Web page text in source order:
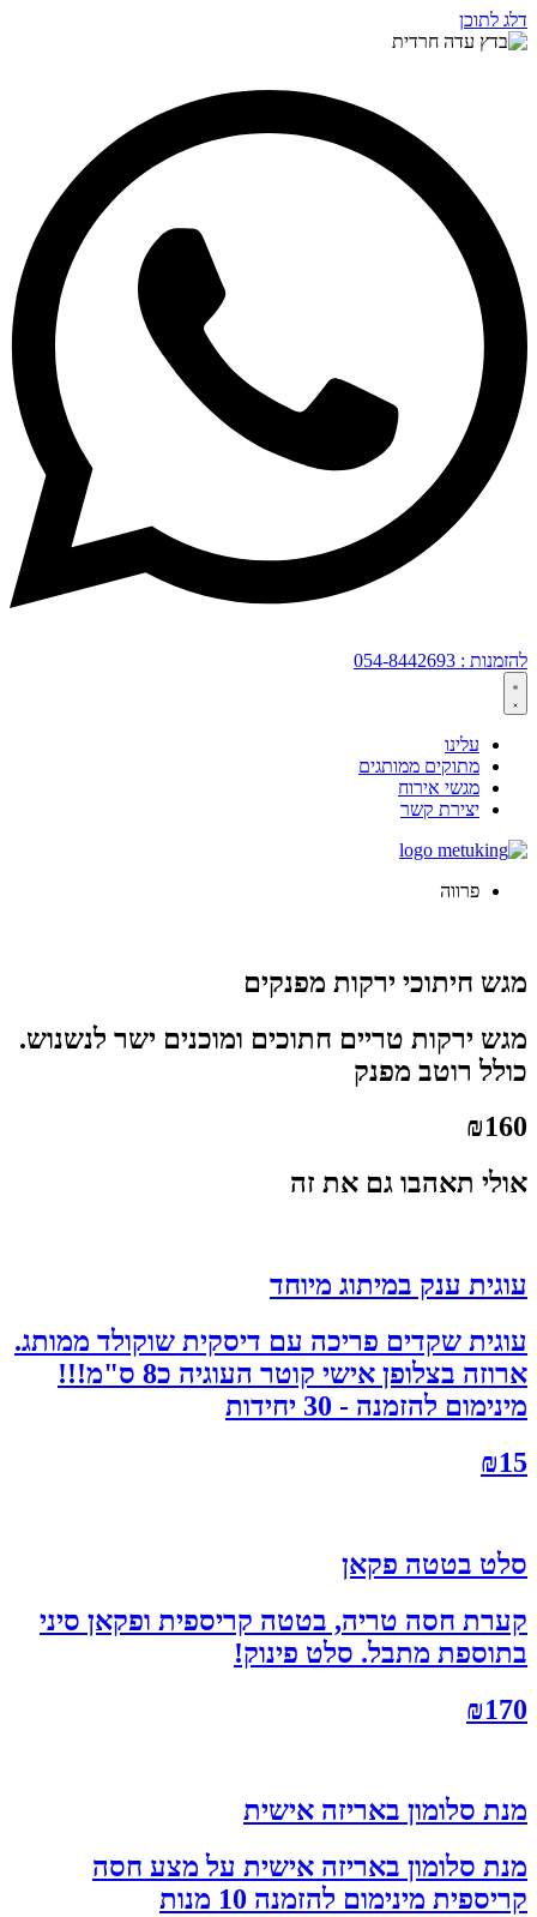
דלג לתוכן
להזמנות : 054-8442693
עלינו
מתוקים ממותגים
מגשי אירוח
יצירת קשר
פרווה
מגש חיתוכי ירקות מפנקים
מגש ירקות טריים חתוכים ומוכנים ישר לנשנוש.
כולל רוטב מפנק
₪160
אולי תאהבו גם את זה
עוגית ענק במיתוג מיוחד
עוגית שקדים פריכה עם דיסקית שוקולד ממותג.
ארוזה בצלופן אישי קוטר העוגיה כ8 ס"מ!!!
מינימום להזמנה - 30 יחידות
₪15
סלט בטטה פקאן
קערת חסה טריה, בטטה קריספית ופקאן סיני
בתוספת מתבל. סלט פינוק!
₪170
מנת סלומון באריזה אישית
מנת סלומון באריזה אישית על מצע חסה
קריספית מינימום להזמנה 10 מנות